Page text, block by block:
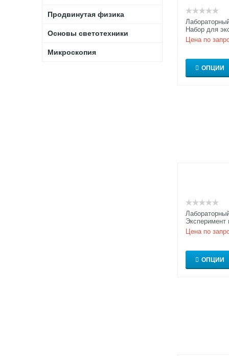
Продвинутая физика
Основы светотехники
Микроскопия
Набор для
современной
Цена по
ОПЦИИ
Эксперимент
оптического
Цена по
ОПЦИИ